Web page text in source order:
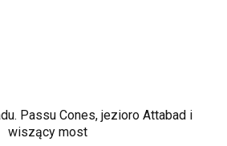
Passu Cones, jezioro Attabad i
wiszący most